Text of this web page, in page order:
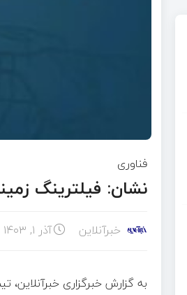
فناوری
نشان: فیلترینگ
خبرآنلاین آذر ۱, ۱۴۰۳
به گزارش خبرگزاری